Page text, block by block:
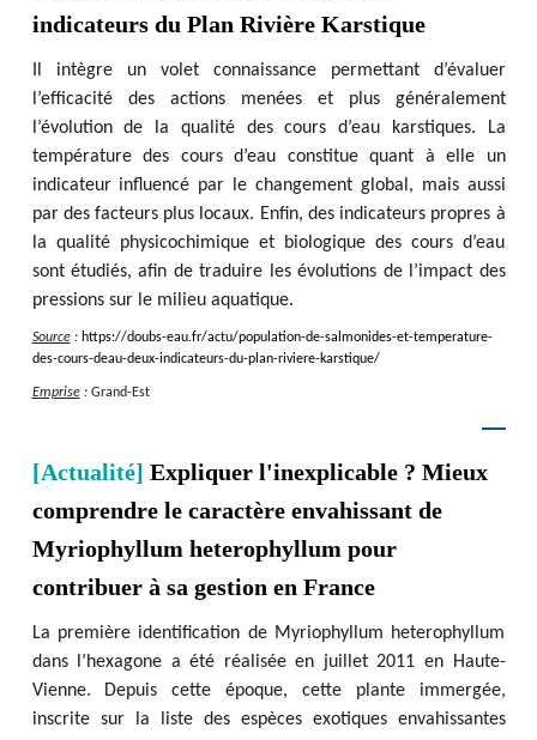
indicateurs du Plan Rivière Karstique
Il intègre un volet connaissance permettant d’évaluer
l’efficacité des actions menées et plus généralement
l’évolution de la qualité des cours d’eau karstiques. La
température des cours d’eau constitue quant à elle un
indicateur influencé par le changement global, mais aussi
par des facteurs plus locaux. Enfin, des indicateurs propres à
la qualité physicochimique et biologique des cours d’eau
sont étudiés, afin de traduire les évolutions de l’impact des
pressions sur le milieu aquatique.
Source: https://doubs-eau.fr/actu/population-de-salmonides-et-temperature-
des-cours-deau-deux-indicateurs-du-plan-riviere-karstique/
Emprise: Grand-Est
[Actualité] Expliquer l'inexplicable ? Mieux
comprendre le caractère envahissant de
Myriophyllum heterophyllum pour
contribuer à sa gestion en France
La première identification de Myriophyllum heterophyllum
dans l’hexagone a été réalisée en juillet 2011 en Haute-
Vienne. Depuis cette époque, cette plante immergée,
inscrite sur la liste des espèces exotiques envahissantes